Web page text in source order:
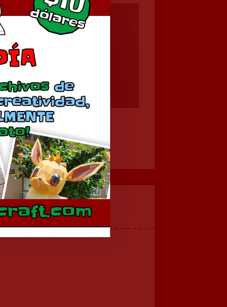
Coloso
marzo 27, 2018
En «Cine»